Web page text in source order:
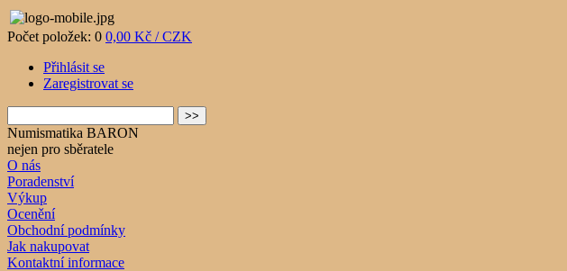
Počet položek: 0 0,00 Kč / CZK
Přihlásit se
Zaregistrovat se
Numismatika BARON
nejen pro sběratele
O nás
Poradenství
Výkup
Ocenění
Obchodní podmínky
Jak nakupovat
Kontaktní informace